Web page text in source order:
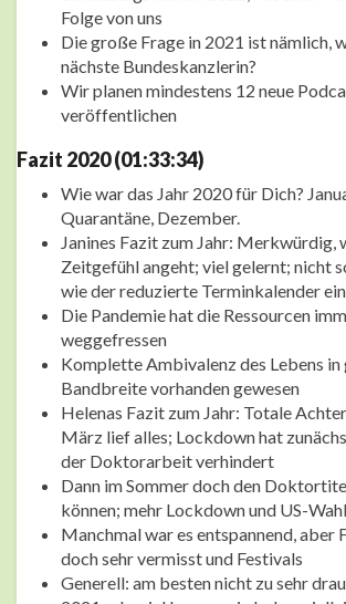
Folge von uns
Die große Frage in 2021 ist nämlich,
nächste Bundeskanzlerin?
Wir planen mindestens 12 neue
veröffentlichen
Fazit 2020 (01:33:34)
Wie war das Jahr 2020 für Dich?
Quarantäne, Dezember.
Janines Fazit zum Jahr: Merkwürdig,
Zeitgefühl angeht; viel gelernt; nicht
wie der reduzierte Terminkalender
Die Pandemie hat die Ressourcen
weggefressen
Komplette Ambivalenz des Lebens in
Bandbreite vorhanden gewesen
Helenas Fazit zum Jahr: Totale
März lief alles; Lockdown hat
der Doktorarbeit verhindert
Dann im Sommer doch den
können; mehr Lockdown und US-
Manchmal war es entspannend, aber
doch sehr vermisst und Festivals
Generell: am besten nicht zu sehr